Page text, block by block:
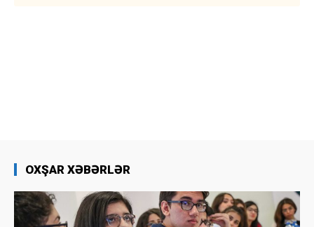
OXŞAR XƏBƏRLƏR